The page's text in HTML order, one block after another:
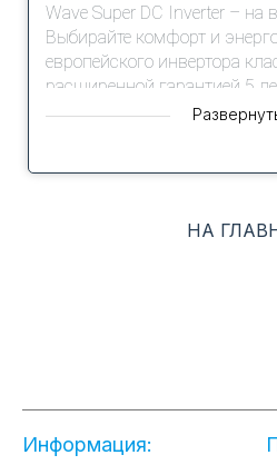
Wave Super DC Inverter – на
Выбирайте комфорт и
европейского инвертора
расширенной гарантией 5
Дизайн внутреннего блока
Super DC-инверторная
Ваша свобода выбора
НА
Информация: